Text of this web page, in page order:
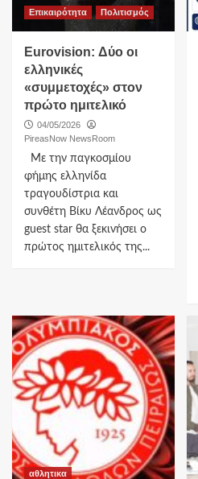
Επικαιρότητα Πολιτισμός
Eurovision: Δύο οι
ελληνικές
«συμμετοχές» στον
πρώτο ημιτελικό
04/05/2026
PireasNow NewsRoom
Με την παγκοσμίου
φήμης ελληνίδα
τραγουδίστρια και
συνθέτη Βίκυ Λέανδρος ως
guest star θα ξεκινήσει ο
πρώτος ημιτελικός της...
αθλητικα